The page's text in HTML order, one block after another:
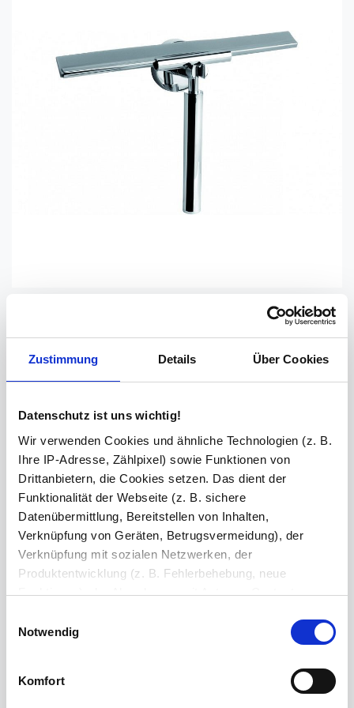
Zustimmung Details Über Cookies
Datenschutz ist uns wichtig!
Wir verwenden Cookies und ähnliche Technologien (z. B.
Ihre IP-Adresse, Zählpixel) sowie Funktionen von
Drittanbietern, die Cookies setzen. Das dient der
Funktionalität der Webseite (z. B. sichere
Datenübermittlung, Bereitstellen von Inhalten,
Verknüpfung von Geräten, Betrugsvermeidung), der
Verknüpfung mit sozialen Netzwerken, der
Produktentwicklung (z. B. Fehlerbehebung, neue
Funktionen), der Abrechnung mit Autoren, Content-
(z. B. Ladezeiten, personalisierte Inhalte,
Bereitstellung und Messen von Anzeigen, personalisierte
Anzeigen, Retargeting).
Notwendig
Komfort
40,25 €
Preis inkl. MwSt
Abhängig vomLieferlandkann der Preis variieren.
Lieferzeit: 6-14 Werktage
Versandkostenfrei (DE)
Anzahl / Menge